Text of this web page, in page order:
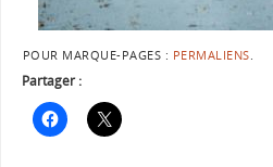
POUR MARQUE-PAGES : PERMALIENS.
Partager :